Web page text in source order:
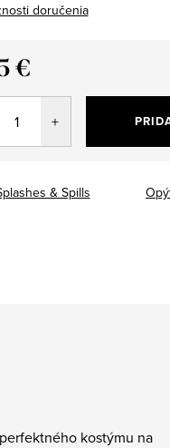
doručenia
€
& Spills
kostýmu na